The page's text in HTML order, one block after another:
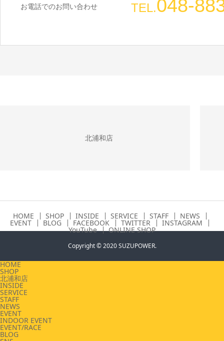
お電話でのお問い合わせ TEL.048-
北浦和店
HOME SHOP INSIDE SERVICE STAFF NEWS
EVENT BLOG FACEBOOK TWITTER INSTAGRAM
YouTube ONLINE SHOP
Copyright © 2020 SUZUPOWER.
HOME
SHOP
北浦和店
INSIDE
SERVICE
STAFF
NEWS
EVENT
INDOOR EVENT
EVENT/RACE
BLOG